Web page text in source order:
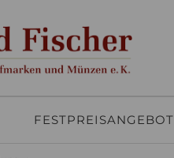
FESTPREISANGEBOT